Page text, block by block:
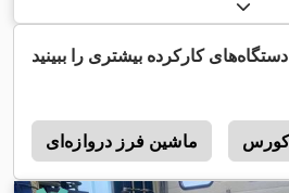
دستگاه‌های کارکرده بیشتری را ببینید
ماشین‌ فرز دروازه‌ای